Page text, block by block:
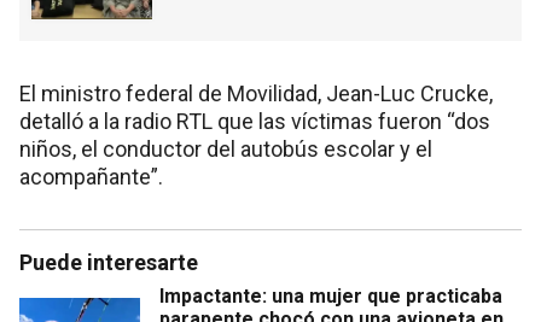
El ministro federal de Movilidad, Jean-Luc Crucke,
detalló a la radio RTL que las víctimas fueron “dos
niños, el conductor del autobús escolar y el
acompañante”.
Puede interesarte
Impactante: una mujer que practicaba